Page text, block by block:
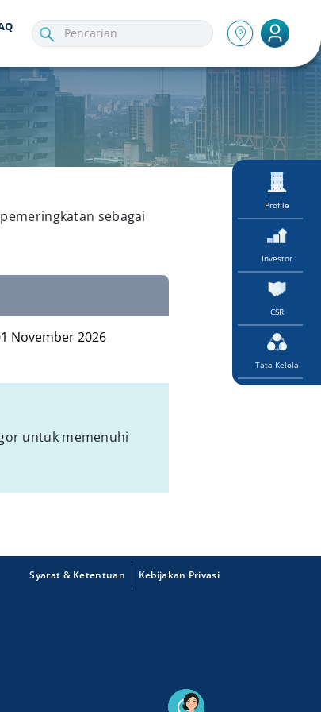
Profile
Investor
CSR
Tata Kelola
sebagai
November 2026
untuk memenuhi
Syarat & Ketentuan Kebijakan Privasi